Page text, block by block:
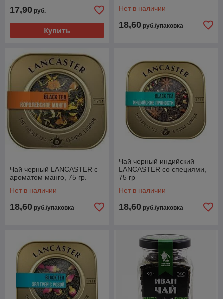
17,90 руб.
Купить
Нет в наличии
18,60 руб./упаковка
Чай черный LANCASTER с
ароматом манго, 75 гр.
Нет в наличии
18,60 руб./упаковка
Чай черный индийский
LANCASTER со специями,
75 гр
Нет в наличии
18,60 руб./упаковка